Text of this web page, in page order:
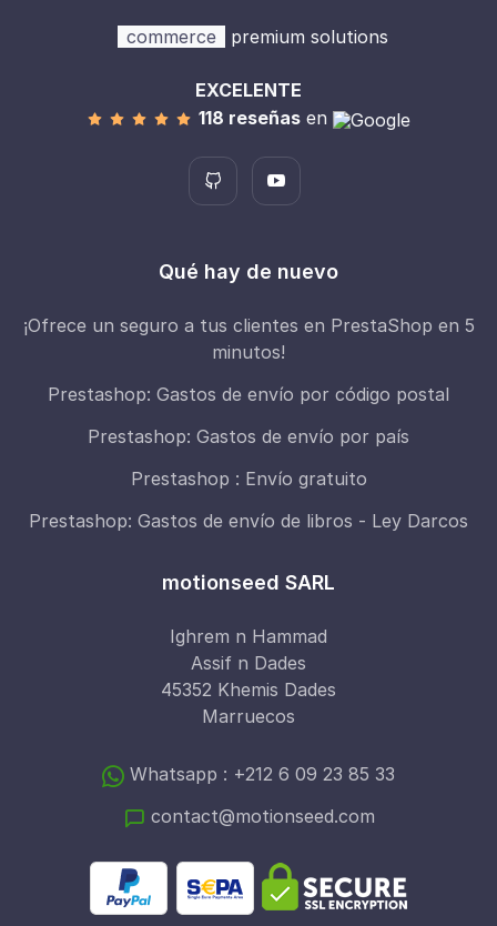
commerce premium solutions
EXCELENTE
118 reseñasen
Qué hay de nuevo
¡Ofrece un seguro a tus clientes en PrestaShop en 5
minutos!
Prestashop: Gastos de envío por código postal
Prestashop: Gastos de envío por país
Prestashop : Envío gratuito
Prestashop: Gastos de envío de libros - Ley Darcos
motionseed SARL
Ighrem n Hammad
Assif n Dades
45352 Khemis Dades
Marruecos
Whatsapp : +212 6 09 23 85 33
contact@motionseed.com